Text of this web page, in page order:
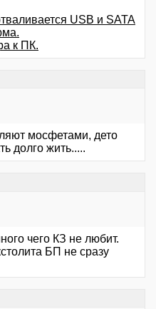
USB и SATA
к ПК.
мосфетами, дето
долго жить.....
чего КЗ не любит.
БП не сразу